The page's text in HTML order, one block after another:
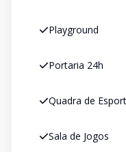
Playground
Portaria 24h
Quadra de
Sala de Jogos